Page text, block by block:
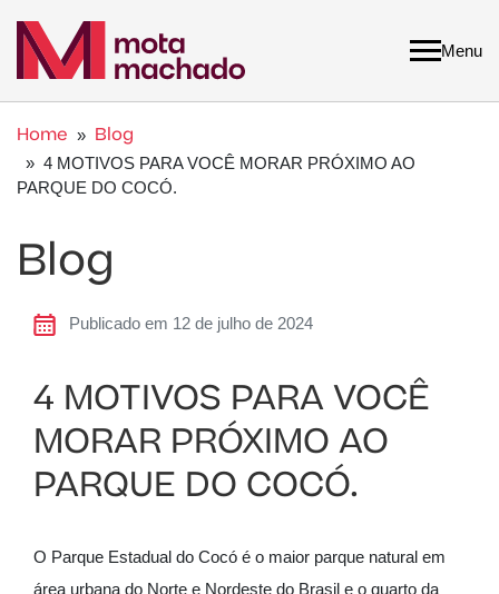
Menu
Home » Blog
» 4 MOTIVOS PARA VOCÊ MORAR PRÓXIMO AO
PARQUE DO COCÓ.
Blog
Publicado em 12 de julho de 2024
4 MOTIVOS PARA VOCÊ
MORAR PRÓXIMO AO
PARQUE DO COCÓ.
O Parque Estadual do Cocó é o maior parque natural em
área urbana do Norte e Nordeste do Brasil e o quarto da